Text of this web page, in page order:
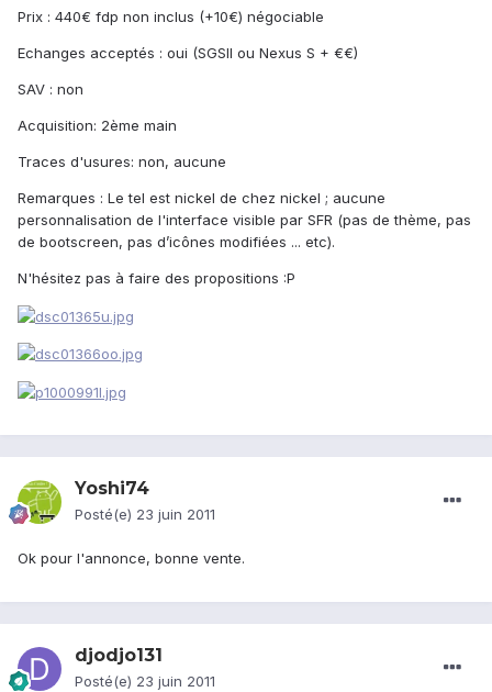
Prix : 440€ fdp non inclus (+10€) négociable
Echanges acceptés : oui (SGSII ou Nexus S + €€)
SAV : non
Acquisition: 2ème main
Traces d'usures: non, aucune
Remarques : Le tel est nickel de chez nickel ; aucune
personnalisation de l'interface visible par SFR (pas de thème, pas
de bootscreen, pas d’icônes modifiées ... etc).
N'hésitez pas à faire des propositions :P
Yoshi74
Posté(e) 23 juin 2011
Ok pour l'annonce, bonne vente.
djodjo131
Posté(e) 23 juin 2011